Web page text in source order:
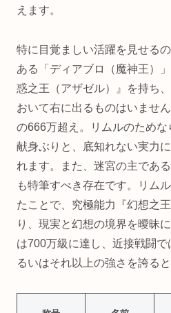
えます。
特に目覚ましい活躍を見せる
ある「ディアブロ（魔神王）
惑之王（アザゼル）』を持ち
おいて右に出るものはいませ
の666万超え。リムルのため
献身ぶりと、底知れない実力
れます。また、迷宮の主であ
も特筆すべき存在です。リム
たことで、究極能力『幻想之
り、現実と幻想の境界を曖昧
は700万級に達し、近接戦闘
るいはそれ以上の強さを誇る